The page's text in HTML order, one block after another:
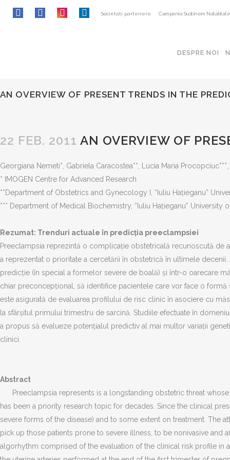
Societati partenere Campania Sustinem
DESPRE NOI
AN OVERVIEW OF PRESENT TRENDS IN THE
22 FEB. 2011 AN OVERVIEW OF
Georgiana Nemeti*, Gabriela Caracostea**, Lucia Maria Procopciuc***,
* IMOGEN Centre for Advanced Research
**Department of Obstetrics and Gynecology I, “Iuliu Haţieganu”
*** Department of Medical Biochemistry, “Iuliu Haţieganu” University
Rezumat: Trenduri actuale în predicţia preeclampsiei
Preeclampsia reprezintă o complicaţie obstetricală recunoscută de
a reprezentat o prioritate a cercetării în obstetrică în ultimele
predicţie (în special a formelor severe de boală) şi într-o oarecare
chiar preconcepţional, să identifice pacientele care vor face o
este asigurată de evaluarea profilului de risc clinic în asociere cu
la sfârşitul primului trimestru de sarcină. Studiile efectuate în
a propus să evalueze potenţialul predictiv al mai multor variaţii
clinici.
Abstract
Preeclampsia represents is a longstanding obstetric threat
has been a priority research topic for decades. Since the clinical
severe forms of the disease) and to some extent on treatment.
pick up those patients prone to severe illness, to be nonivasive
algorhythm comprised of the evaluation of the clinical risk profile in
CUI: 10141368
PARTENER
Politica de